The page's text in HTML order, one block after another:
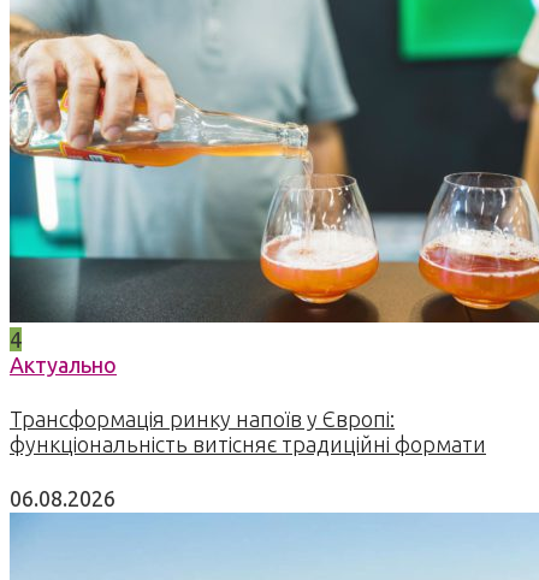
4
Актуально
Трансформація ринку напоїв у Європі:
функціональність витісняє традиційні формати
06.08.2026